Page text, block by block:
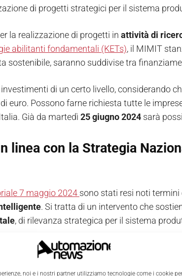
noi e i nostri partner utilizziamo tecnologie come i cookie
di progetti strategici per il sistema
la realizzazione di progetti in attività di
abilitanti fondamentali (KETs), il MIMIT
sostenibile, saranno suddivise tra
di un certo livello, considerando
euro. Possono farne richiesta tutte le
Già da martedì 25 giugno 2024 sarà
linea con la Strategia
7 maggio 2024 sono stati resi noti
. Si tratta di un intervento che
, di rilevanza strategica per il sistema
industriale e sviluppo sperimentale saranno
miglioramento di prodotti, processi o servizi